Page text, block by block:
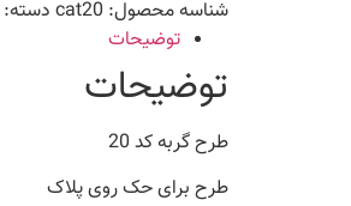
شناسه محصول: cat20 دسته:
توضیحات
توضیحات
طرح گربه کد 20
طرح برای حک روی پلاک